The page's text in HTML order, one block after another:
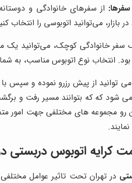
از سفرهای خانوادگی و
بازار، می‌توانید اتوبوسی را
سفر خانوادگی کوچک، می‌توانید یک
انتخاب نوع اتوبوس مناسب، به
می توانید از پیش رزرو نموده و سپس
می شود که که بتوانند مسیر رفت و
مجموعه های مختلفی جهت امور
نمایند.
کرایه اتوبوس دربستی
در تهران تحت تاثیر عوامل